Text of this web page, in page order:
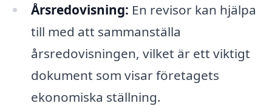
Årsredovisning: En revisor kan hjälpa
till med att sammanställa
årsredovisningen, vilket är ett viktigt
dokument som visar företagets
ekonomiska ställning.